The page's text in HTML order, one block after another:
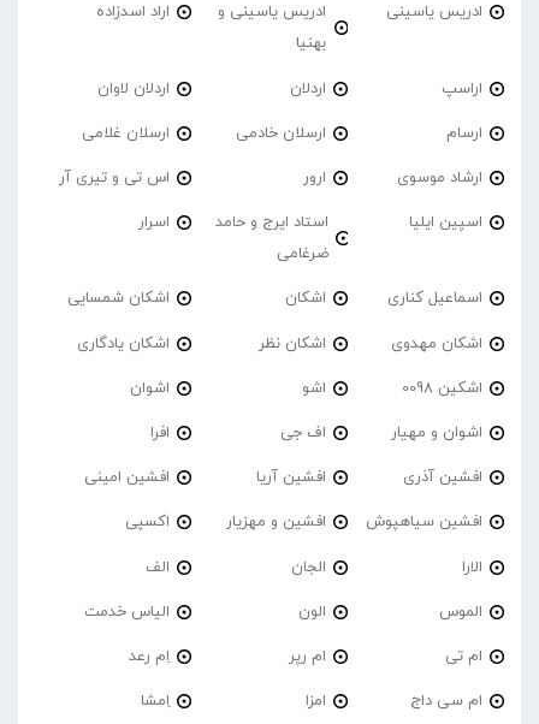
ادریس یاسینی
ادریس یاسینی و
بهنیا
اراد اسدزاده
اراسپ اردلان اردلان لاوان
ارسام ارسلان خادمی ارسلان غلامی
ارشاد موسوی ارور اس تی و تیری آر
اسپین ایلیا
استاد ایرج و حامد
ضرغامی
اسرار
اسماعیل کناری اشکان اشکان شمسایی
اشکان مهدوی اشکان نظر اشکان یادگاری
اشکین 0098 اشو اشوان
اشوان و مهیار اف جی افرا
افشین آذری افشین آریا افشین امینی
افشین سیاهپوش افشین و مهزیار اکسپی
الارا الجان الف
الموس الون الیاس خدمت
ام تی ام رپر اِم رعد
ام سی داج امزا اِمشا